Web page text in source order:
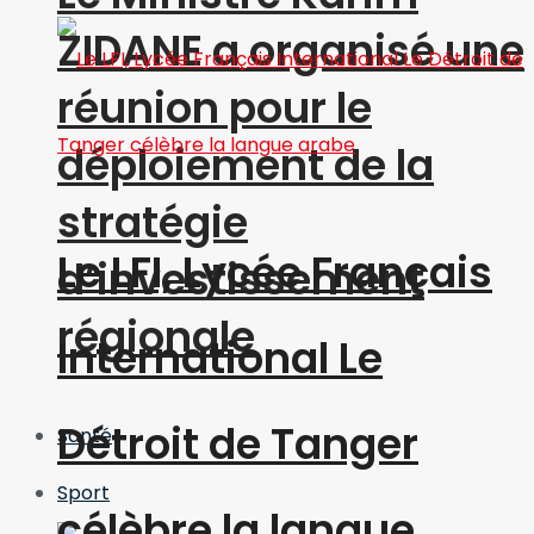
ZIDANE a organisé une
réunion pour le
déploiement de la
stratégie
d’investissement
régionale
Santé
Sport
Le LFI, Lycée Français
International Le
Détroit de Tanger